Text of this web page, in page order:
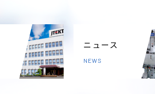
ニュース
NEWS